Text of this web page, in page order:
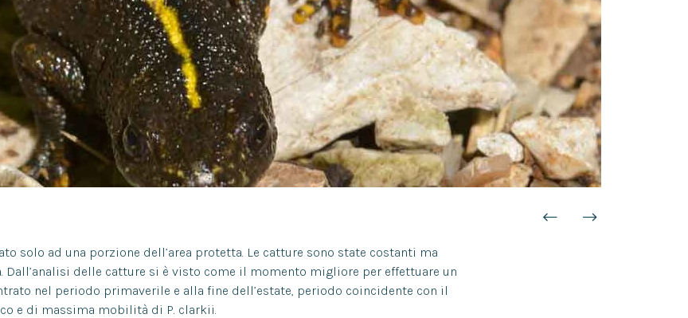
solo ad una porzione dell’area protetta. Le catture sono state costanti ma
Dall’analisi delle catture si è visto come il momento migliore per effettuare un
nel periodo primaverile e alla fine dell’estate, periodo coincidente con il
e di massima mobilità di P. clarkii.